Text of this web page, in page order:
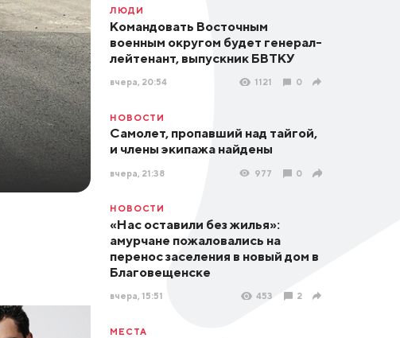
ЛЮДИ
Командовать Восточным
военным округом будет генерал-
лейтенант, выпускник БВТКУ
вчера, 20:54 1121 0
НОВОСТИ
Самолет, пропавший над тайгой,
и члены экипажа найдены
вчера, 21:38 977 0
НОВОСТИ
«Нас оставили без жилья»:
амурчане пожаловались на
перенос заселения в новый дом в
Благовещенске
вчера, 15:51 453 2
МЕСТА